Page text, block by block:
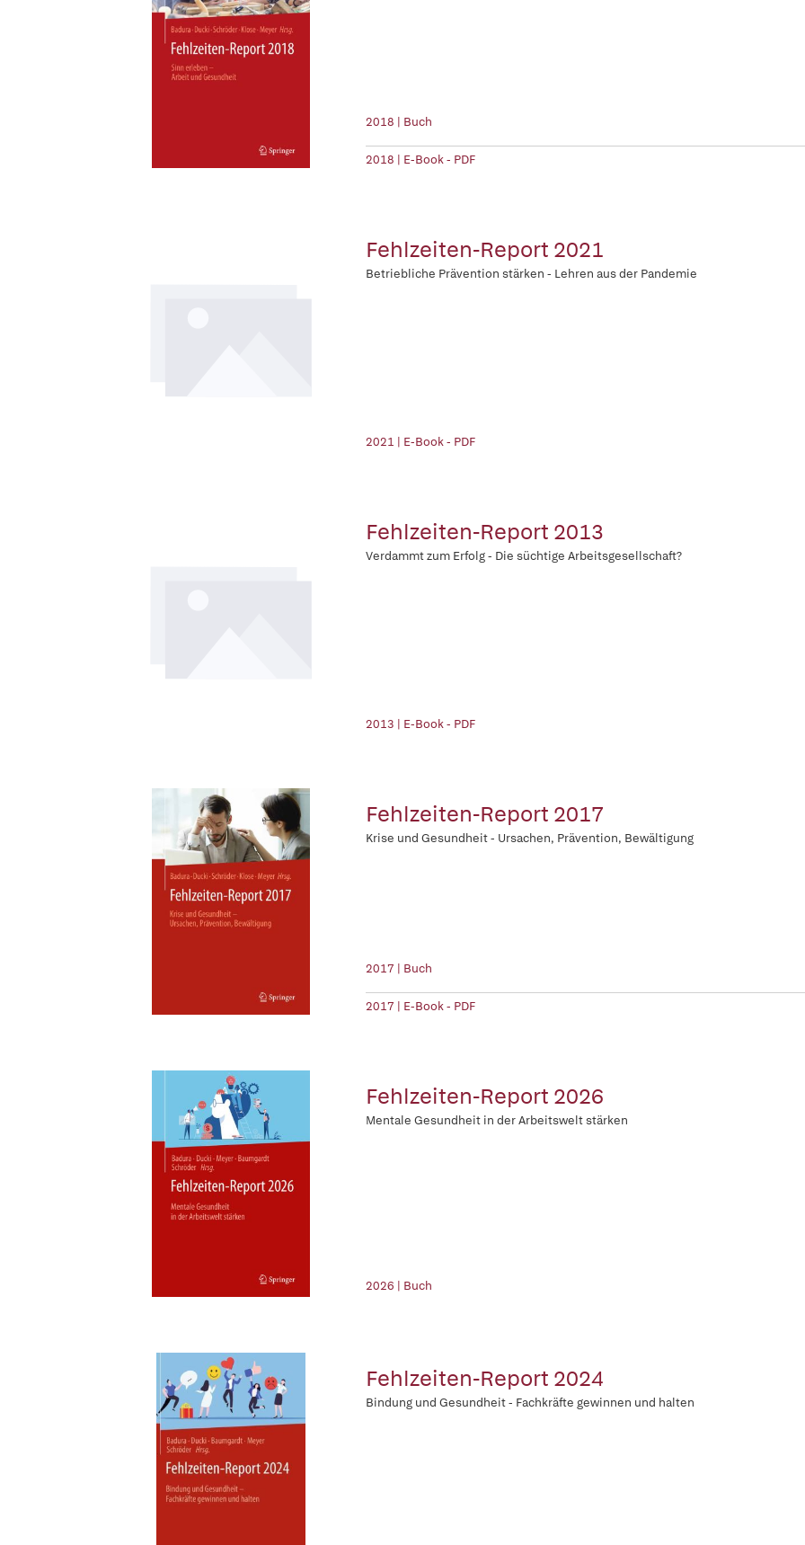
2018 | Buch
2018 | E-Book - PDF
Fehlzeiten-Report 2021
Betriebliche Prävention stärken - Lehren aus der Pandemie
2021 | E-Book - PDF
Fehlzeiten-Report 2013
Verdammt zum Erfolg - Die süchtige Arbeitsgesellschaft?
2013 | E-Book - PDF
Fehlzeiten-Report 2017
Krise und Gesundheit - Ursachen, Prävention, Bewältigung
2017 | Buch
2017 | E-Book - PDF
Fehlzeiten-Report 2026
Mentale Gesundheit in der Arbeitswelt stärken
2026 | Buch
Fehlzeiten-Report 2024
Bindung und Gesundheit - Fachkräfte gewinnen und halten